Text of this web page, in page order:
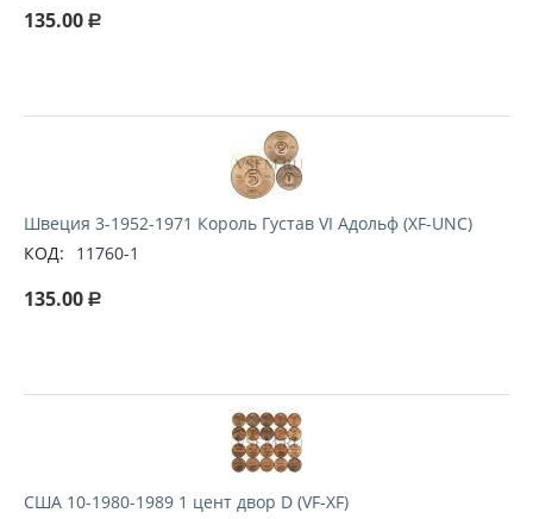
135.00 Р
Швеция 3-1952-1971 Король Густав VI Адольф (XF-UNC)
КОД:
11760-1
135.00 Р
США 10-1980-1989 1 цент двор D (VF-XF)